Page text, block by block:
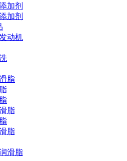
加剂
加剂
动机
脂
脂
脂
滑脂